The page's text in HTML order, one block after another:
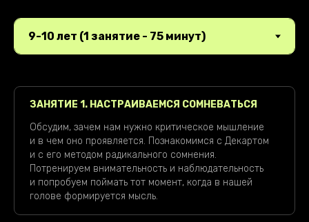
ЗАНЯТИЕ 1. НАСТРАИВАЕМСЯ СОМНЕВАТЬСЯ
Обсудим, зачем нам нужно критическое мышление
и в чем оно проявляется. Познакомимся с Декартом
и с его методом радикального сомнения.
Потренируем внимательность и наблюдательность
и попробуем поймать тот момент, когда в нашей
голове формируется мысль.